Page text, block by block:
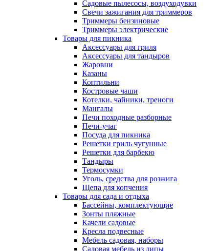
Садовые пылесосы, воздуходувки
Свечи зажигания для триммеров
Триммеры бензиновые
Триммеры электрические
Товары для пикника
Аксессуары для гриля
Аксессуары для тандыров
Жаровни
Казаны
Коптильни
Костровые чаши
Котелки, чайники, треноги
Мангалы
Печи походные разборные
Печи-учаг
Посуда для пикника
Решетки гриль чугунные
Решетки для барбекю
Тандыры
Термосумки
Уголь, средства для розжига
Щепа для копчения
Товары для сада и отдыха
Бассейны, комплектующие
Зонты пляжные
Качели садовые
Кресла подвесные
Мебель садовая, наборы
Садовая мебель из липы